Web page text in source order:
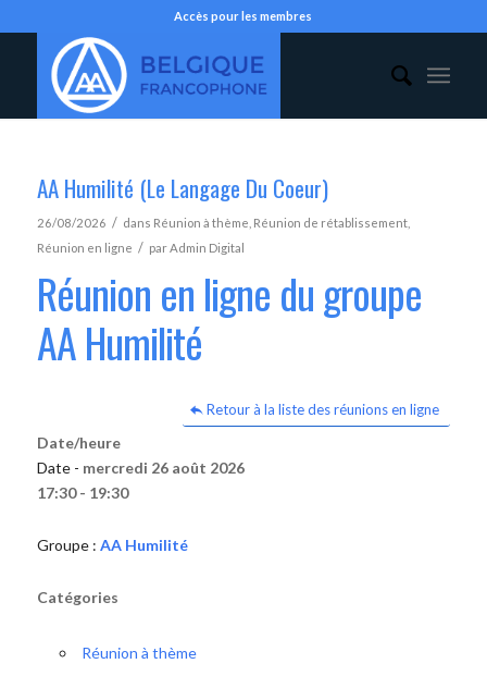
Accès pour les membres
AA Humilité (Le Langage Du Coeur)
26/08/2026 / dans Réunion à thème Réunion de rétablissement,
Réunion en ligne / parAdmin Digital
Réunion en ligne du groupe
AA Humilité
Retour à la liste des réunions en ligne
Date/heure
Date - mercredi 26 août 2026
17:30 - 19:30
Groupe : AA Humilité
Catégories
Réunion à thème